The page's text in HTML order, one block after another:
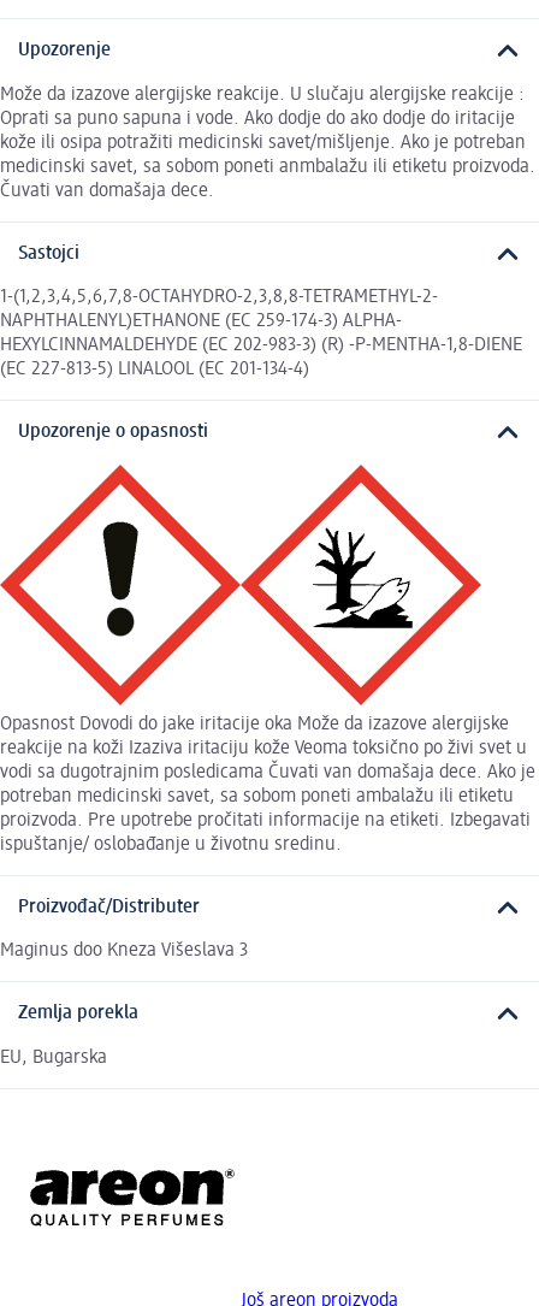
Upozorenje
Može da izazove alergijske reakcije. U slučaju alergijske reakcije :
Oprati sa puno sapuna i vode. Ako dodje do ako dodje do iritacije
kože ili osipa potražiti medicinski savet/mišljenje. Ako je potreban
medicinski savet, sa sobom poneti anmbalažu ili etiketu proizvoda.
Čuvati van domašaja dece.
Sastojci
1-(1,2,3,4,5,6,7,8-OCTAHYDRO-2,3,8,8-TETRAMETHYL-2-
NAPHTHALENYL)ETHANONE (EC 259-174-3) ALPHA-
HEXYLCINNAMALDEHYDE (EC 202-983-3) (R) -P-MENTHA-1,8-DIENE
(EC 227-813-5) LINALOOL (EC 201-134-4)
Upozorenje o opasnosti
Opasnost Dovodi do jake iritacije oka Može da izazove alergijske
reakcije na koži Izaziva iritaciju kože Veoma toksično po živi svet u
vodi sa dugotrajnim posledicama Čuvati van domašaja dece. Ako je
potreban medicinski savet, sa sobom poneti ambalažu ili etiketu
proizvoda. Pre upotrebe pročitati informacije na etiketi. Izbegavati
ispuštanje/ oslobađanje u životnu sredinu.
Proizvođač/Distributer
Maginus doo Kneza Višeslava 3
Zemlja porekla
EU, Bugarska
Još areon proizvoda